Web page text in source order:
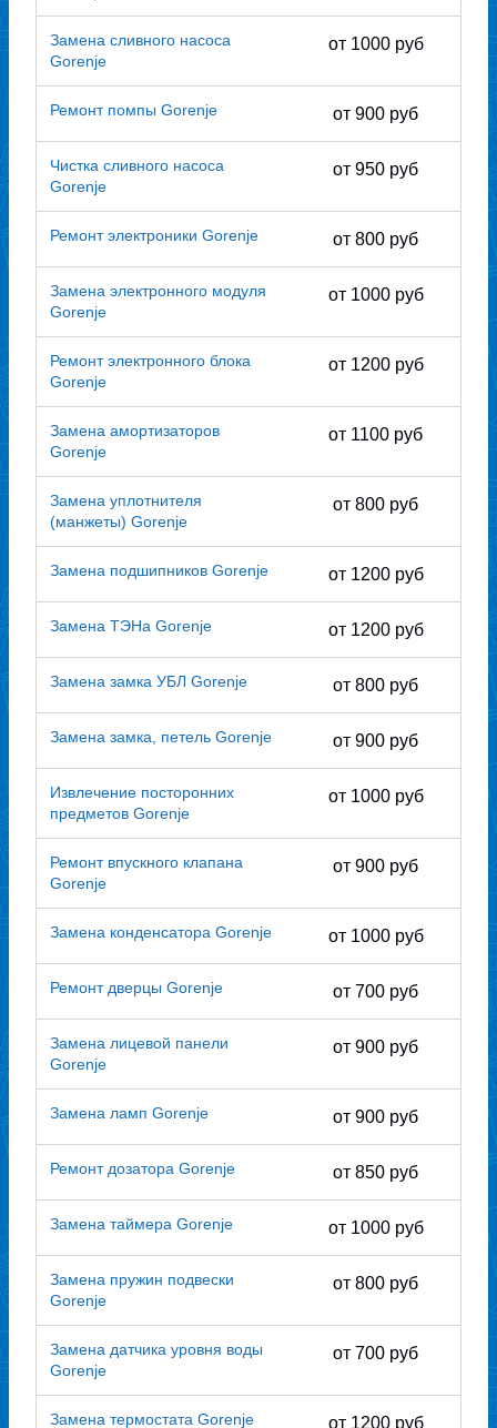
Замена сливного насоса
Gorenje
от 1000 руб
Ремонт помпы Gorenje от 900 руб
Чистка сливного насоса
Gorenje
от 950 руб
Ремонт электроники Gorenje от 800 руб
Замена электронного модуля
Gorenje
от 1000 руб
Ремонт электронного блока
Gorenje
от 1200 руб
Замена амортизаторов
Gorenje
от 1100 руб
Замена уплотнителя
(манжеты) Gorenje
от 800 руб
Замена подшипников Gorenje от 1200 руб
Замена ТЭНа Gorenje от 1200 руб
Замена замка УБЛ Gorenje от 800 руб
Замена замка, петель Gorenje от 900 руб
Извлечение посторонних
предметов Gorenje
от 1000 руб
Ремонт впускного клапана
Gorenje
от 900 руб
Замена конденсатора Gorenje от 1000 руб
Ремонт дверцы Gorenje от 700 руб
Замена лицевой панели
Gorenje
от 900 руб
Замена ламп Gorenje от 900 руб
Ремонт дозатора Gorenje от 850 руб
Замена таймера Gorenje от 1000 руб
Замена пружин подвески
Gorenje
от 800 руб
Замена датчика уровня воды
Gorenje
от 700 руб
Замена термостата Gorenje от 1200 руб